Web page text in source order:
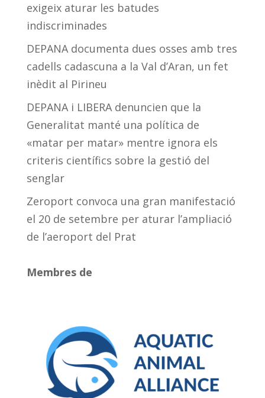
exigeix aturar les batudes
indiscriminades
DEPANA documenta dues osses amb tres
cadells cadascuna a la Val d’Aran, un fet
inèdit al Pirineu
DEPANA i LIBERA denuncien que la
Generalitat manté una política de
«matar per matar» mentre ignora els
criteris científics sobre la gestió del
senglar
Zeroport convoca una gran manifestació
el 20 de setembre per aturar l’ampliació
de l’aeroport del Prat
Membres de